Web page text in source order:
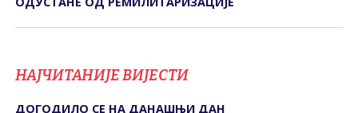
НАЈЧИТАНИЈЕ ВИЈЕСТИ
ДОГОДИЛО СЕ НА ДАНАШЊИ ДАН